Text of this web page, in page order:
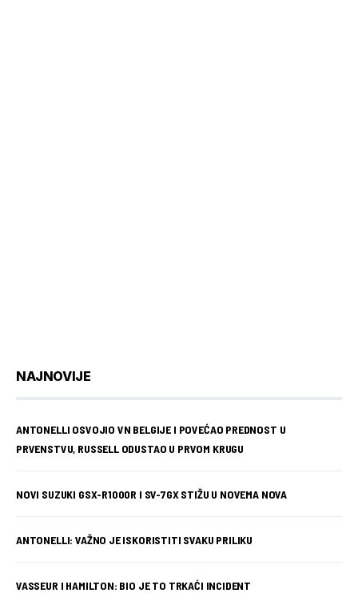
NAJNOVIJE
ANTONELLI OSVOJIO VN BELGIJE I POVEĆAO PREDNOST U
PRVENSTVU, RUSSELL ODUSTAO U PRVOM KRUGU
NOVI SUZUKI GSX-R1000R I SV-7GX STIŽU U NOVEMA NOVA
ANTONELLI: VAŽNO JE ISKORISTITI SVAKU PRILIKU
VASSEUR I HAMILTON: BIO JE TO TRKAĆI INCIDENT